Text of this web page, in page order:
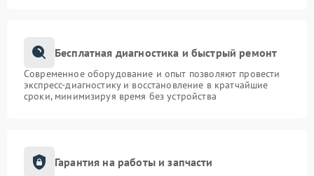
Бесплатная диагностика и быстрый ремонт
Современное оборудование и опыт позволяют провести
экспресс-диагностику и восстановление в кратчайшие
сроки, минимизируя время без устройства
Гарантия на работы и запчасти